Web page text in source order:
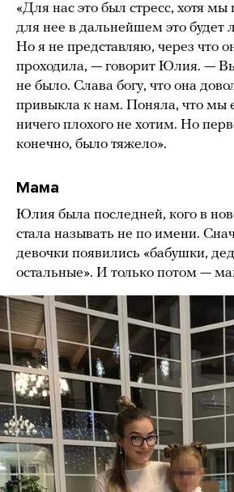
«Для нас это был стресс, хотя
для нее в дальнейшем это будет
Но я не представляю, через что
проходила, — говорит Юлия. —
не было. Слава богу, что она
привыкла к нам. Поняла, что мы
ничего плохого не хотим. Но
конечно, было тяжело».
Мама
Юлия была последней, кого в
стала называть не по имени.
девочки появились «бабушки,
остальные». И только потом —